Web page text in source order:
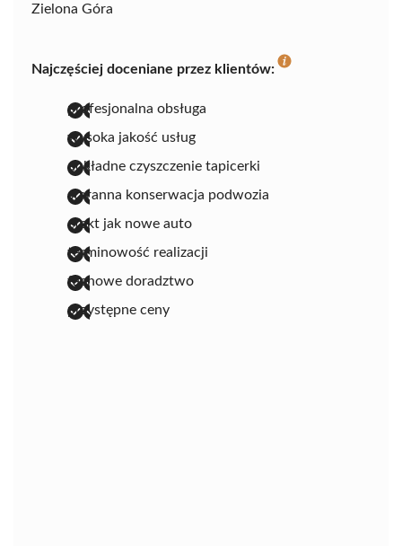
Zielona Góra
Najczęściej doceniane przez klientów:
profesjonalna obsługa
wysoka jakość usług
dokładne czyszczenie tapicerki
staranna konserwacja podwozia
efekt jak nowe auto
terminowość realizacji
fachowe doradztwo
przystępne ceny